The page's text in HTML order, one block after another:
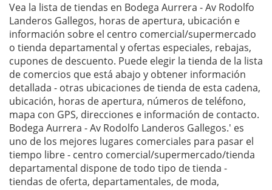
Vea la lista de tiendas en Bodega Aurrera - Av Rodolfo
Landeros Gallegos, horas de apertura, ubicación e
información sobre el centro comercial/supermercado
o tienda departamental y ofertas especiales, rebajas,
cupones de descuento. Puede elegir la tienda de la lista
de comercios que está abajo y obtener información
detallada - otras ubicaciones de tienda de esta cadena,
ubicación, horas de apertura, números de teléfono,
mapa con GPS, direcciones e información de contacto.
Bodega Aurrera - Av Rodolfo Landeros Gallegos.' es
uno de los mejores lugares comerciales para pasar el
tiempo libre - centro comercial/supermercado/tienda
departamental dispone de todo tipo de tienda -
tiendas de oferta, departamentales, de moda,